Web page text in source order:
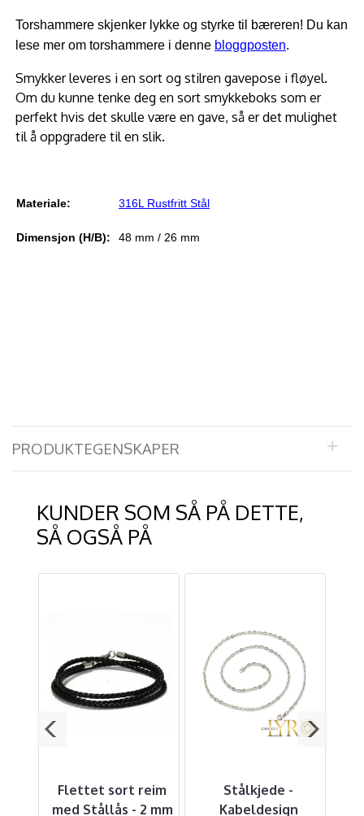
Torshammere skjenker lykke og styrke til bæreren! Du kan
lese mer om torshammere i denne bloggposten.
Smykker leveres i en sort og stilren gavepose i fløyel.
Om du kunne tenke deg en sort smykkeboks som er
perfekt hvis det skulle være en gave, så er det mulighet
til å oppgradere til en slik.
Materiale: 316L Rustfritt Stål
Dimensjon (H/B): 48 mm / 26 mm
PRODUKTEGENSKAPER
KUNDER SOM SÅ PÅ DETTE,
SÅ OGSÅ PÅ
Flettet sort reim
med Stållås - 2 mm
Stålkjede -
Kabeldesign